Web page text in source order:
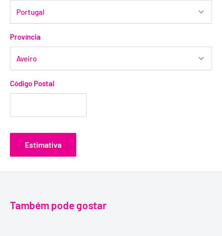
Província
Código Postal
Estimativa
Também pode gostar